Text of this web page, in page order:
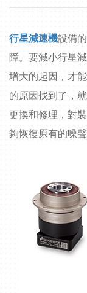
行星減速機設備
障。要減小行星
增大的起因，才
的原因找到了，
更換和修理，對
夠恢復原有的噪聲